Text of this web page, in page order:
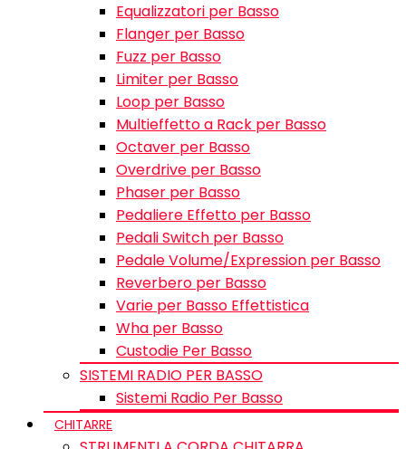
Equalizzatori per Basso
Flanger per Basso
Fuzz per Basso
Limiter per Basso
Loop per Basso
Multieffetto a Rack per Basso
Octaver per Basso
Overdrive per Basso
Phaser per Basso
Pedaliere Effetto per Basso
Pedali Switch per Basso
Pedale Volume/Expression per Basso
Reverbero per Basso
Varie per Basso Effettistica
Wha per Basso
Custodie Per Basso
SISTEMI RADIO PER BASSO
Sistemi Radio Per Basso
CHITARRE